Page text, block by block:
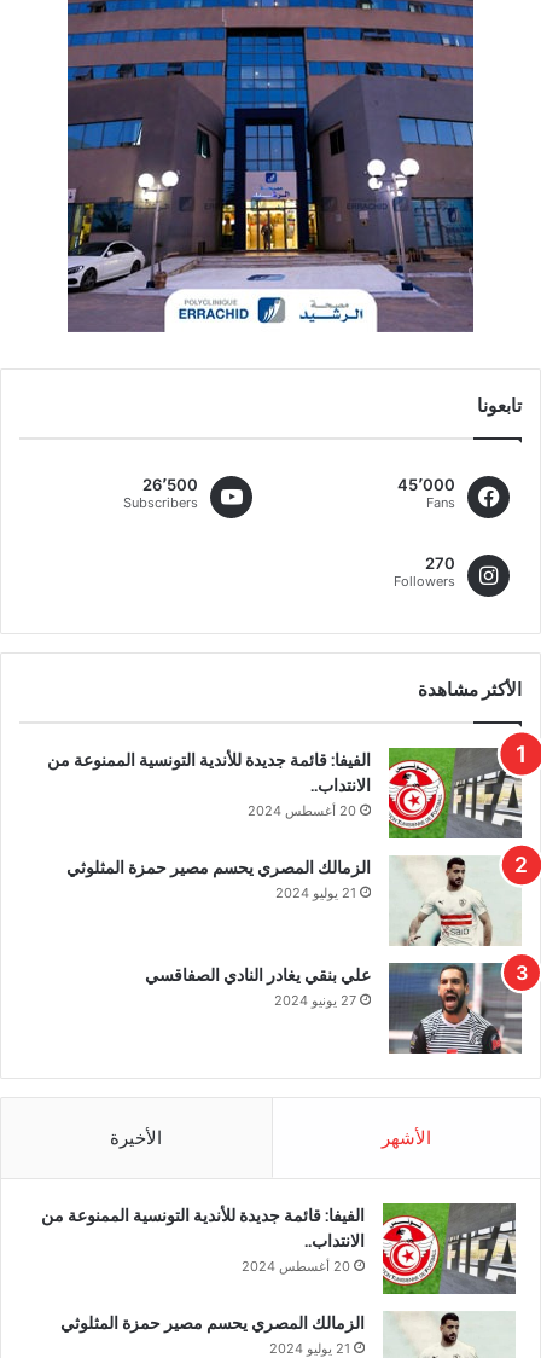
تابعونا
45٬000
Fans
26٬500
Subscribers
270
Followers
الأكثر مشاهدة
الفيفا: قائمة جديدة للأندية التونسية الممنوعة من
الانتداب..
20 أغسطس 2024
الزمالك المصري يحسم مصير حمزة المثلوثي
21 يوليو 2024
علي بنقي يغادر النادي الصفاقسي
27 يونيو 2024
الأشهر الأخيرة
الفيفا: قائمة جديدة للأندية التونسية الممنوعة من
الانتداب..
20 أغسطس 2024
الزمالك المصري يحسم مصير حمزة المثلوثي
21 يوليو 2024